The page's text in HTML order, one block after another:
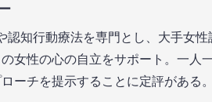
認知行動療法を専門とし、大手女
女性の心の自立をサポート。一人
ーチを提示することに定評がある。